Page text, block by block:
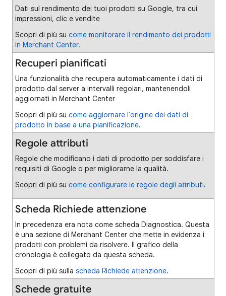
Dati sul rendimento dei tuoi prodotti su Google, tra cui
impressioni, clic e vendite
Scopri di più su come monitorare il rendimento dei prodotti
in Merchant Center.
Recuperi pianificati
Una funzionalità che recupera automaticamente i dati di
prodotto dal server a intervalli regolari, mantenendoli
aggiornati in Merchant Center
Scopri di più su come aggiornare l'origine dei dati di
prodotto in base a una pianificazione.
Regole attributi
Regole che modificano i dati di prodotto per soddisfare i
requisiti di Google o per migliorarne la qualità.
Scopri di più su come configurare le regole degli attributi.
Scheda Richiede attenzione
In precedenza era nota come scheda Diagnostica. Questa
è una sezione di Merchant Center che mette in evidenza i
prodotti con problemi da risolvere. Il grafico della
cronologia è collegato da questa scheda.
Scopri di più sulla scheda Richiede attenzione.
Schede gratuite